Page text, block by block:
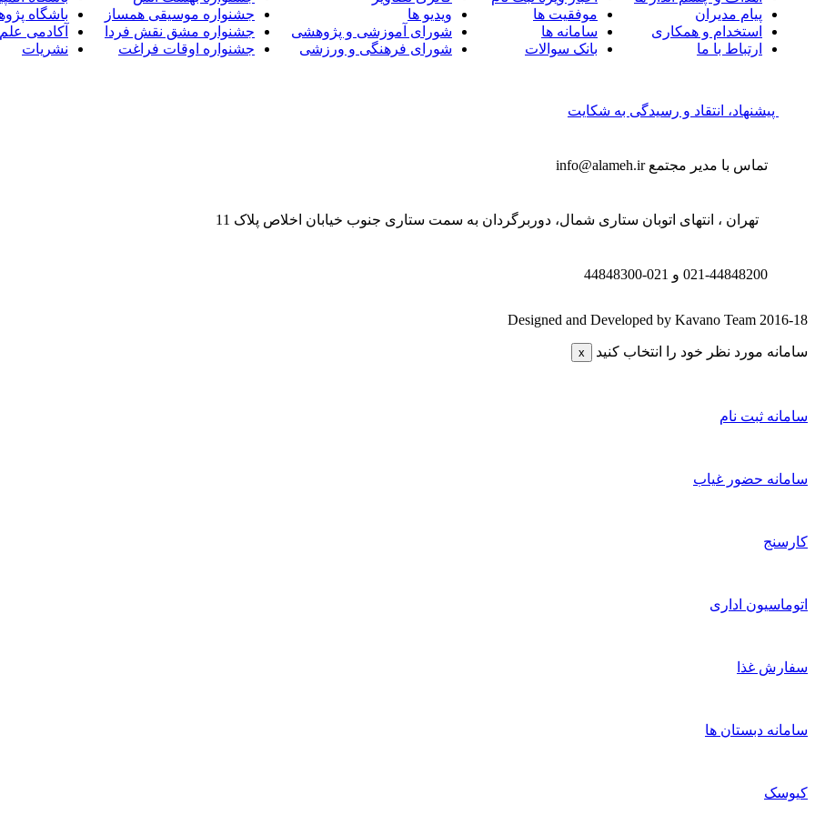
پیام مدیران
استخدام و همکاری
ارتباط با ما
موفقیت ها
سامانه ها
بانک سوالات
ویدیو ها
شورای آموزشی و پژوهشی
شورای فرهنگی و ورزشی
جشنواره موسیقی همساز
جشنواره مشق نقش فردا
جشنواره اوقات فراغت
باشگاه
آکادمی
نشریات
پیشنهاد، انتقاد و رسیدگی به شکایت
تماس با مدیر مجتمعinfo@alameh.ir
تهران ، انتهای اتوبان ستاری شمال، دوربرگردان به سمت ستاری جنوب خیابان اخلاص پلاک 11
021-44848200 و 021-44848300
Designed and Developed by Kavano Team 2016-18
سامانه مورد نظر خود را انتخاب کنید x
سامانه ثبت نام
سامانه حضور غیاب
کارسنج
اتوماسیون اداری
سفارش غذا
سامانه دبستان ها
کیوسک